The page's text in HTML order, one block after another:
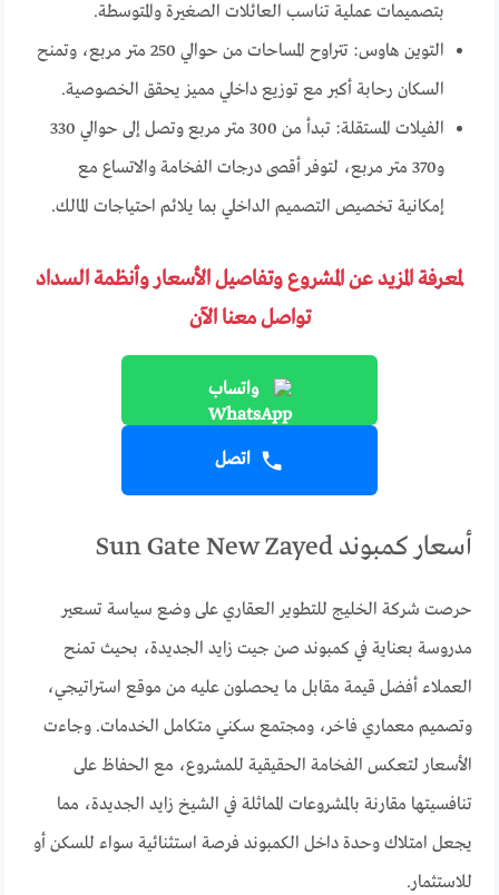
بتصميمات عملية تناسب العائلات الصغيرة والمتوسطة.
التوين هاوس: تتراوح المساحات من حوالي 250 متر مربع، وتمنح
السكان رحابة أكبر مع توزيع داخلي مميز يحقق الخصوصية.
الفيلات المستقلة: تبدأ من 300 متر مربع وتصل إلى حوالي 330
و370 متر مربع، لتوفر أقصى درجات الفخامة والاتساع مع
إمكانية تخصيص التصميم الداخلي بما يلائم احتياجات المالك.
لمعرفة المزيد عن المشروع وتفاصيل الأسعار وأنظمة السداد
تواصل معنا الآن
واتساب
اتصل
أسعار كمبوند Sun Gate New Zayed
حرصت شركة الخليج للتطوير العقاري على وضع سياسة تسعير
مدروسة بعناية في كمبوند صن جيت زايد الجديدة، بحيث تمنح
العملاء أفضل قيمة مقابل ما يحصلون عليه من موقع استراتيجي،
وتصميم معماري فاخر، ومجتمع سكني متكامل الخدمات. وجاءت
الأسعار لتعكس الفخامة الحقيقية للمشروع، مع الحفاظ على
تنافسيتها مقارنة بالمشروعات المماثلة في الشيخ زايد الجديدة، مما
يجعل امتلاك وحدة داخل الكمبوند فرصة استثنائية سواء للسكن أو
للاستثمار.